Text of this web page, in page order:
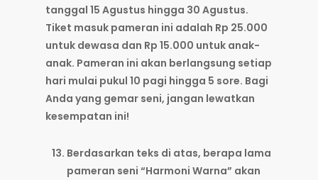
tanggal 15 Agustus hingga 30 Agustus.
Tiket masuk pameran ini adalah Rp 25.000
untuk dewasa dan Rp 15.000 untuk anak-
anak. Pameran ini akan berlangsung setiap
hari mulai pukul 10 pagi hingga 5 sore. Bagi
Anda yang gemar seni, jangan lewatkan
kesempatan ini!
Berdasarkan teks di atas, berapa lama
pameran seni “Harmoni Warna” akan